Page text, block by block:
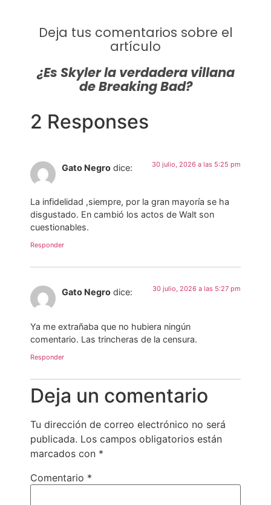
Deja tus comentarios sobre el
artículo
¿Es Skyler la verdadera villana
de Breaking Bad?
2 Responses
Gato Negro dice: 30 julio, 2026 a las 5:25 pm
La infidelidad ,siempre, por la gran mayoría se ha
disgustado. En cambió los actos de Walt son
cuestionables.
Responder
Gato Negro dice: 30 julio, 2026 a las 5:27 pm
Ya me extrañaba que no hubiera ningún
comentario. Las trincheras de la censura.
Responder
Deja un comentario
Tu dirección de correo electrónico no será
publicada. Los campos obligatorios están
marcados con *
Comentario *